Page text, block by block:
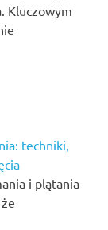
Kluczowym
techniki,
i plątania